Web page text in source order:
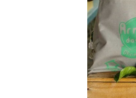
CESTAS
ORGÂNICAS